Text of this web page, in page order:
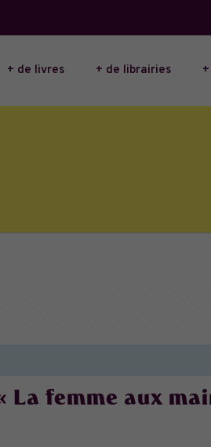
+ de livres + de librairies
femme aux